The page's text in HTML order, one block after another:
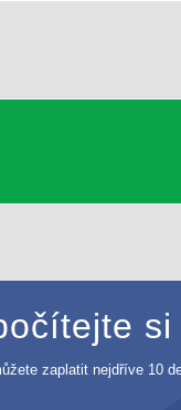
si
zaplatit nejdříve 10